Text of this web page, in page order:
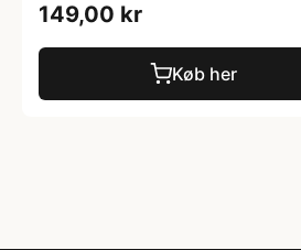
149,00 kr
Køb her